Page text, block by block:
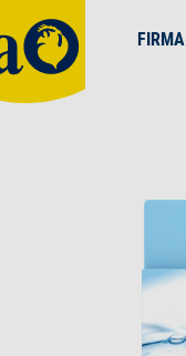
FIRMA